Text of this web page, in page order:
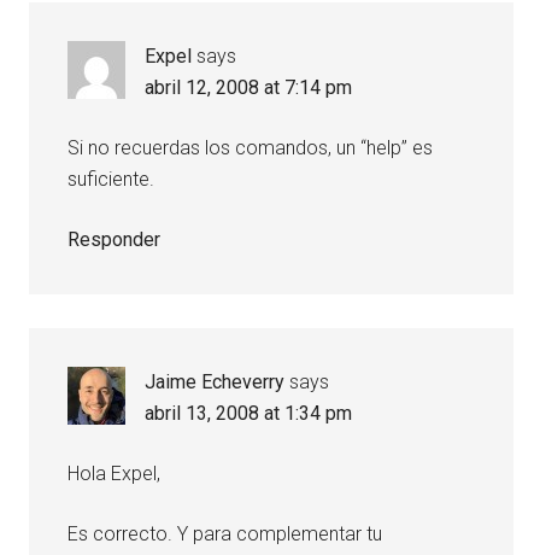
Expel says
abril 12, 2008 at 7:14 pm
Si no recuerdas los comandos, un “help” es
suficiente.
Responder
Jaime Echeverry says
abril 13, 2008 at 1:34 pm
Hola Expel,
Es correcto. Y para complementar tu